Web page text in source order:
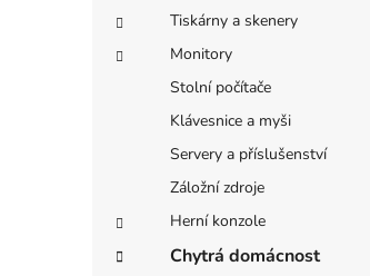
Tiskárny a skenery
Monitory
Stolní počítače
Klávesnice a myši
Servery a příslušenství
Záložní zdroje
Herní konzole
Chytrá domácnost